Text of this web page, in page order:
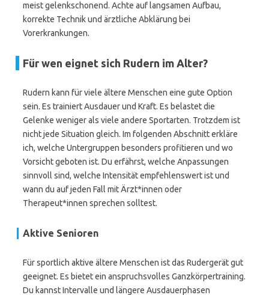
meist gelenkschonend. Achte auf langsamen Aufbau,
korrekte Technik und ärztliche Abklärung bei
Vorerkrankungen.
Für wen eignet sich Rudern im Alter?
Rudern kann für viele ältere Menschen eine gute Option
sein. Es trainiert Ausdauer und Kraft. Es belastet die
Gelenke weniger als viele andere Sportarten. Trotzdem ist
nicht jede Situation gleich. Im folgenden Abschnitt erkläre
ich, welche Untergruppen besonders profitieren und wo
Vorsicht geboten ist. Du erfährst, welche Anpassungen
sinnvoll sind, welche Intensität empfehlenswert ist und
wann du auf jeden Fall mit Ärzt*innen oder
Therapeut*innen sprechen solltest.
Aktive Senioren
Für sportlich aktive ältere Menschen ist das Rudergerät gut
geeignet. Es bietet ein anspruchsvolles Ganzkörpertraining.
Du kannst Intervalle und längere Ausdauerphasen